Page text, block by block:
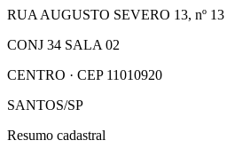
RUA AUGUSTO SEVERO 13, nº 13
CONJ 34 SALA 02
CENTRO · CEP 11010920
SANTOS/SP
Resumo cadastral